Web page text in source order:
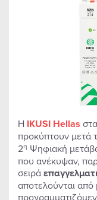
Η IKUSI Hellas
προκύπτουν μετά
2η Ψηφιακή
που ανέκυψαν,
σειρά
αποτελούνται